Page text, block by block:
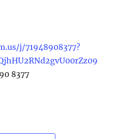
j/71948908377?
8377